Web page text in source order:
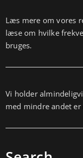
Læs mere om vores
læse om hvilke
bruges.
Vi holder
med mindre andet